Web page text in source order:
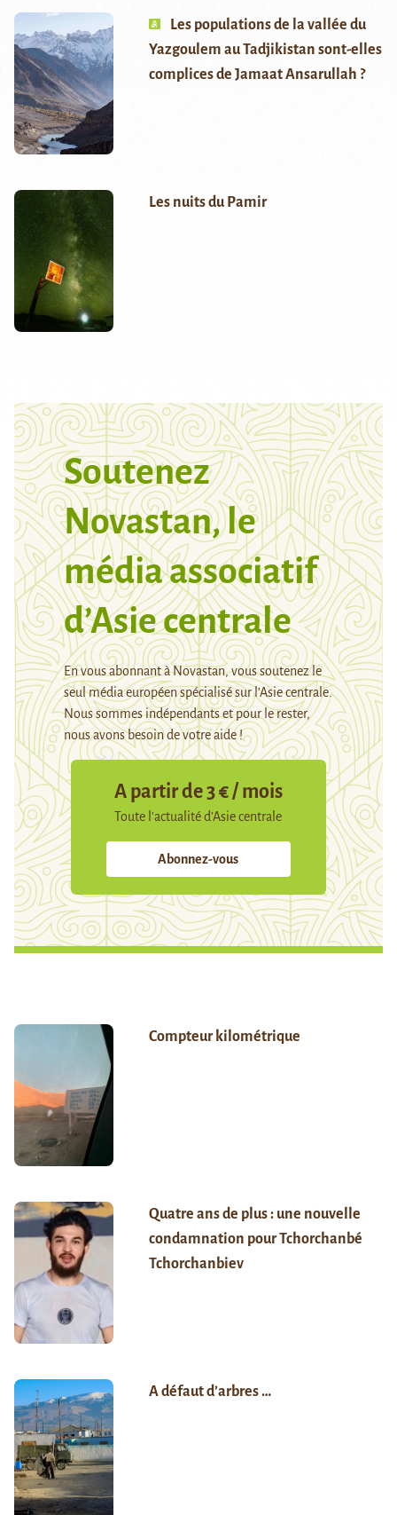
Les populations de la vallée du
Yazgoulem au Tadjikistan sont-elles
complices de Jamaat Ansarullah ?
Les nuits du Pamir
Soutenez
Novastan, le
média associatif
d’Asie centrale
En vous abonnant à Novastan, vous soutenez le
seul média européen spécialisé sur l’Asie centrale.
Nous sommes indépendants et pour le rester,
nous avons besoin de votre aide !
A partir de 3 € / mois
Toute l’actualité d’Asie centrale
Abonnez-vous
Compteur kilométrique
Quatre ans de plus : une nouvelle
condamnation pour Tchorchanbé
Tchorchanbiev
A défaut d’arbres …